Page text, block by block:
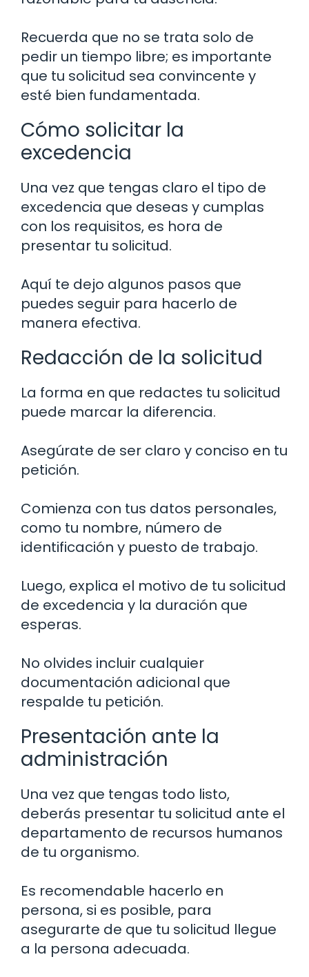
Recuerda que no se trata solo de
pedir un tiempo libre; es importante
que tu solicitud sea convincente y
esté bien fundamentada.
Cómo solicitar la
excedencia
Una vez que tengas claro el tipo de
excedencia que deseas y cumplas
con los requisitos, es hora de
presentar tu solicitud.
Aquí te dejo algunos pasos que
puedes seguir para hacerlo de
manera efectiva.
Redacción de la solicitud
La forma en que redactes tu solicitud
puede marcar la diferencia.
Asegúrate de ser claro y conciso en tu
petición.
Comienza con tus datos personales,
como tu nombre, número de
identificación y puesto de trabajo.
Luego, explica el motivo de tu solicitud
de excedencia y la duración que
esperas.
No olvides incluir cualquier
documentación adicional que
respalde tu petición.
Presentación ante la
administración
Una vez que tengas todo listo,
deberás presentar tu solicitud ante el
departamento de recursos humanos
de tu organismo.
Es recomendable hacerlo en
persona, si es posible, para
asegurarte de que tu solicitud llegue
a la persona adecuada.